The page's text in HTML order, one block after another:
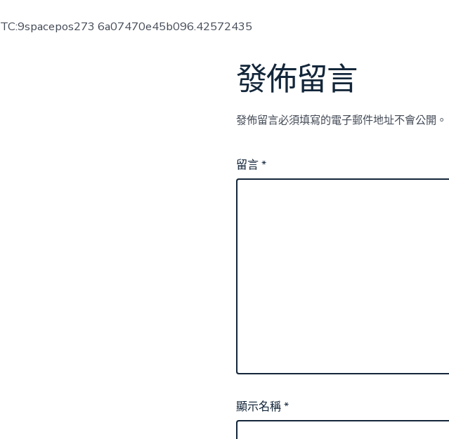
TC:9spacepos273 6a07470e45b096.42572435
發佈留言
發佈留言必須填寫的電子郵件地址不會公開。
留言*
顯示名稱*